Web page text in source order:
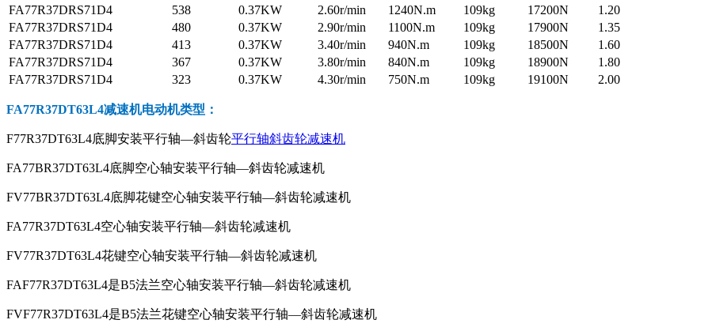
FA77R37DRS71D4
538 0.37KW 2.60r/min 1240N.m 109kg 17200N
1.20
FA77R37DRS71D4
480 0.37KW 2.90r/min 1100N.m 109kg 17900N
1.35
FA77R37DRS71D4
413 0.37KW 3.40r/min 940N.m 109kg 18500N
1.60
FA77R37DRS71D4
367 0.37KW 3.80r/min 840N.m 109kg 18900N
1.80
FA77R37DRS71D4
323 0.37KW 4.30r/min 750N.m 109kg 19100N 2.00
FA77R37DT63L4减速机电动机类型：
F77R37DT63L4底脚安装平行轴—斜齿轮平行轴斜齿轮减速机
FA77BR37DT63L4底脚空心轴安装平行轴—斜齿轮减速机
FV77BR37DT63L4底脚花键空心轴安装平行轴—斜齿轮减速机
FA77R37DT63L4空心轴安装平行轴—斜齿轮减速机
FV77R37DT63L4花键空心轴安装平行轴—斜齿轮减速机
FAF77R37DT63L4是B5法兰空心轴安装平行轴—斜齿轮减速机
FVF77R37DT63L4是B5法兰花键空心轴安装平行轴—斜齿轮减速机